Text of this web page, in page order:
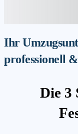
Ihr
professionell
Die 3